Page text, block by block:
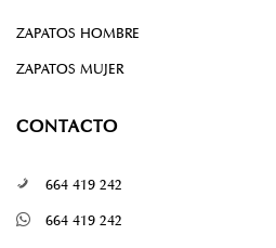
ZAPATOS HOMBRE
ZAPATOS MUJER
CONTACTO
664 419 242
664 419 242